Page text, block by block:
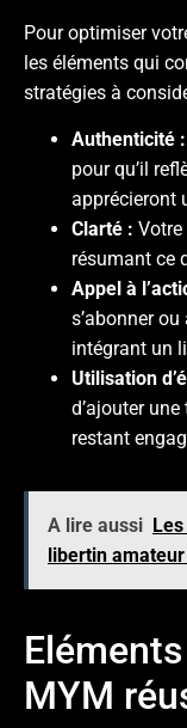
Pour optimiser
les éléments qui
stratégies à
Authenticité :
pour qu’il
apprécieront
Clarté :
résumant ce
Appel à
s’abonner
intégrant un
Utilisation
d’ajouter
restant
A lire aussi
libertin
MYM